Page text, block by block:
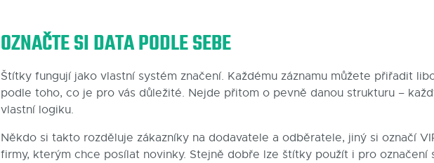
OZNAČTE SI DATA PODLE SEBE
Štítky fungují jako vlastní systém značení. Každému záznamu můžete přiřadit
podle toho, co je pro vás důležité. Nejde přitom o pevně danou strukturu –
vlastní logiku.
Někdo si takto rozděluje zákazníky na dodavatele a odběratele, jiný si označí
firmy, kterým chce posílat novinky. Stejně dobře lze štítky použít i pro označení